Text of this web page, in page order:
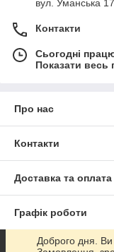
вул. Уманська
Контакти
Сьогодні
Показати весь
Про нас
Контакти
Доставка та оплата
Графік роботи
Повна версія сайту
Доброго дня. Ви